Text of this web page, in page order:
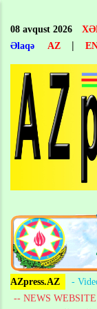
main
content
08 avqust 2026
Əlaqə
AZ |
AZpress.AZ
-
-- NEWS